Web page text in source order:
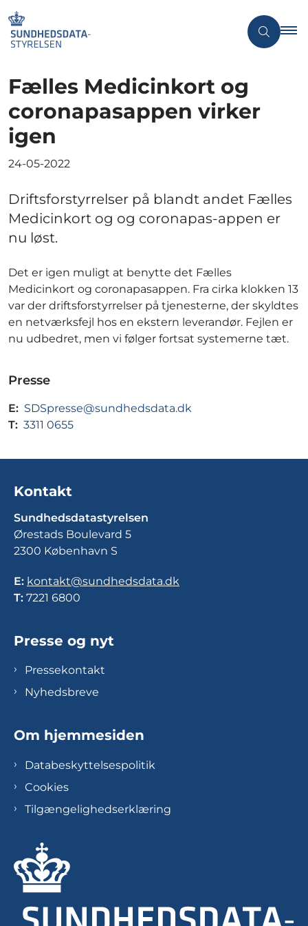
Fælles Medicinkort og
coronapasappen virker
igen
24-05-2022
Driftsforstyrrelser på blandt andet Fælles
Medicinkort og og coronapas-appen er
nu løst.
Det er igen muligt at benytte det Fælles
Medicinkort og coronapasappen. Fra cirka klokken 13
var der driftsforstyrrelser på tjenesterne, der skyldtes
en netværksfejl hos en ekstern leverandør. Fejlen er
nu udbedret, men vi følger fortsat systemerne tæt.
Presse
E: SDSpresse@sundhedsdata.dk
T: 3311 0655
Kontakt
Sundhedsdatastyrelsen
Ørestads Boulevard 5
2300 København S
E: kontakt@sundhedsdata.dk
T: 7221 6800
Presse og nyt
Pressekontakt
Nyhedsbreve
Om hjemmesiden
Databeskyttelsespolitik
Cookies
Tilgængelighedserklæring